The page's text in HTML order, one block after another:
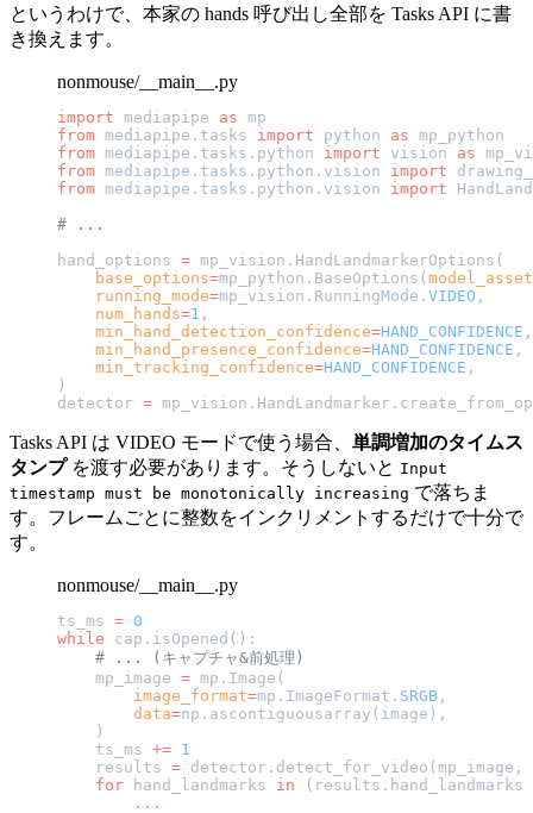
というわけで、本家の hands 呼び出し全部を Tasks API に書
き換えます。
nonmouse/__main__.py
import mediapipe as mp
from mediapipe.tasks import python as mp_python
from mediapipe.tasks.python import vision as
from mediapipe.tasks.python.vision import
from mediapipe.tasks.python.vision import
# ...
hand_options = mp_vision.HandLandmarkerOptions(
    base_options
=mp_python.BaseOptions(
    running_mode
=mp_vision.RunningMode. VIDEO ,
    num_hands
=1 ,
    min_hand_detection_confidence
=HAND_CONFIDENCE ,
    min_hand_presence_confidence
=HAND_CONFIDENCE ,
    min_tracking_confidence
=HAND_CONFIDENCE ,
)
detector =
Tasks API は VIDEO モードで使う場合、 単調増加のタイムス
タンプを渡す必要があります。そうしないと Input
timestamp must be monotonically increasing で落ちま
す。フレームごとに整数をインクリメントするだけで十分で
す。
nonmouse/__main__.py
ts_ms = 0
while cap.isOpened():
    # ... (キャプチャ&前処理)
    mp_image
= mp.Image(
        image_format
=mp.ImageFormat. SRGB ,
        data
=np.ascontiguousarray(image),
    )
    ts_ms
+= 1
    results
= detector.detect_for_video(mp_image,
    for
hand_landmarks in (results.hand_landmarks
        ...